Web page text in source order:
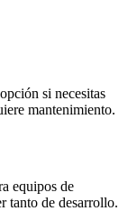
si necesitas
mantenimiento.
equipos de
tanto de desarrollo.